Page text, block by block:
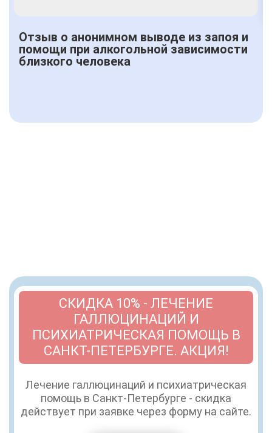
Отзыв о анонимном выводе из запоя и
помощи при алкогольной зависимости
близкого человека
СКИДКА 10% - ЛЕЧЕНИЕ
ГАЛЛЮЦИНАЦИЙ И
ПСИХИАТРИЧЕСКАЯ ПОМОЩЬ В
САНКТ-ПЕТЕРБУРГЕ. АКЦИЯ!
Лечение галлюцинаций и психиатрическая
помощь в Санкт-Петербурге - скидка
действует при заявке через форму на сайте.